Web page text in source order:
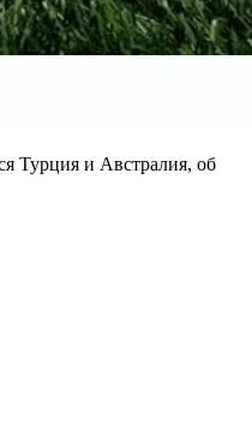
Турция и Австралия, об